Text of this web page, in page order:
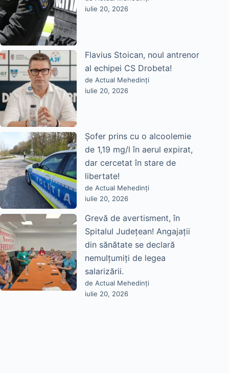
iulie 20, 2026
Flavius Stoican, noul antrenor
al echipei CS Drobeta!
de Actual Mehedinți
iulie 20, 2026
Șofer prins cu o alcoolemie
de 1,19 mg/l în aerul expirat,
dar cercetat în stare de
libertate!
de Actual Mehedinți
iulie 20, 2026
Grevă de avertisment, în
Spitalul Județean! Angajații
din sănătate se declară
nemulțumiți de legea
salarizării.
de Actual Mehedinți
iulie 20, 2026